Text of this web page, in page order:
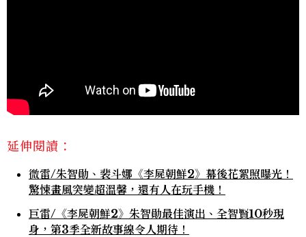
延伸閱讀：
微雷/朱智勛、裴斗娜《李屍朝鮮2》幕後花絮照曝光！
驚悚畫風突變超溫馨，還有人在玩手機！
巨雷/《李屍朝鮮2》朱智勛最佳演出、全智賢10秒現
身，第3季全新故事線令人期待！